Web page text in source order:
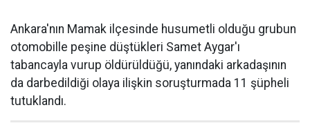
Ankara'nın Mamak ilçesinde husumetli olduğu grubun
otomobille peşine düştükleri Samet Aygar'ı
tabancayla vurup öldürüldüğü, yanındaki arkadaşının
da darbedildiği olaya ilişkin soruşturmada 11 şüpheli
tutuklandı.